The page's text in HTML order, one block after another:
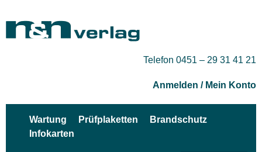
Telefon 0451 – 29 31 41 21
Anmelden / Mein Konto
Wartung Prüfplaketten
Brandschutz
Infokarten